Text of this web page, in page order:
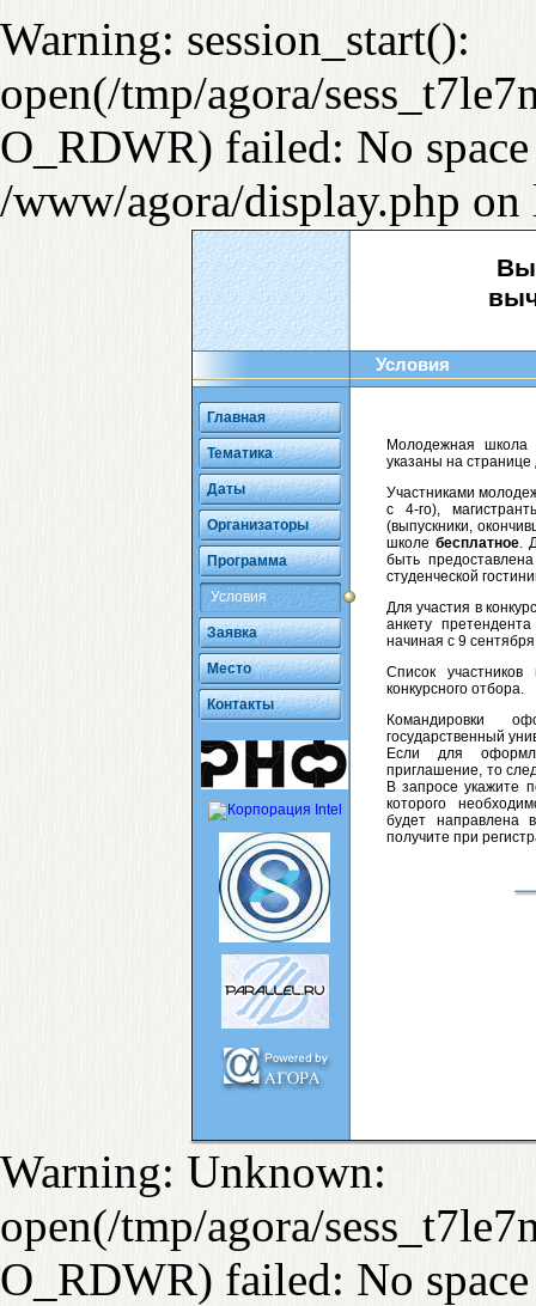
Warning: session_start():
open(/tmp/agora/
O_RDWR) failed: No
/www/agora/display.php on
Главная
Тематика
Даты
Организаторы
Программа
Условия
Заявка
Место
Контакты
Условия
Молодежная
указаны на странице
Участниками
с 4-го),
(выпускники,
школебесплатное.
быть
студенческой
Для участия в
анкету
начиная с 9
Список
конкурсного отбора.
Командировки
государственный
Если для
приглашение, то
В запросе укажите
которого
будет направлена
получите при
Warning: Unknown:
open(/tmp/agora/
O_RDWR) failed: No